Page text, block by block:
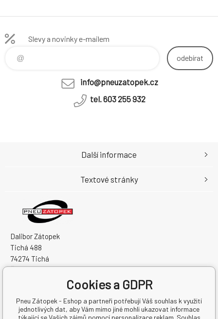
Slevy a novinky e-mailem
odebírat
info@pneuzatopek.cz
tel. 603 255 932
Dalibor Zátopek
Tichá 488
74274 Tichá
Česká Republika
DIČ: CZ7504094994
Další informace
Textové stránky
Cookies a GDPR
Pneu Zátopek - Eshop a partneři potřebují Váš souhlas k využití
jednotlivých dat, aby Vám mimo jiné mohli ukazovat informace
týkající se Vašich zájmů pomocí personalizace reklam. Souhlas